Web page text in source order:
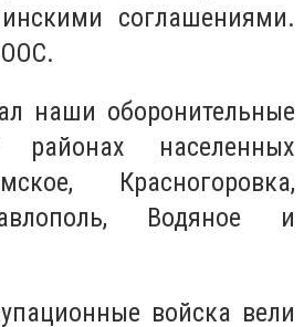
соглашениями.
наши оборонительные
районах населенных
Красногоровка,
Водяное и
войска вели